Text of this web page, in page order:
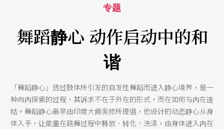
专题
舞蹈静心 动作启动中的和
谐
「舞蹈静心」透过肢体所引发的自发性舞蹈而进入静心境界，是一
种向内探索的过程，其诉求不在于外在的形式，而在如何与内在连
结。舞蹈静心最早由印度大师奥修所提倡，他设计的动态静心从身
体入手，让能量在跳舞过程中释放、转化、洗涤，由身体进入内在